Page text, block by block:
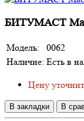
БИТУМАСТ
Модель:
0062
Наличие: Есть в
Цену
В закладки В